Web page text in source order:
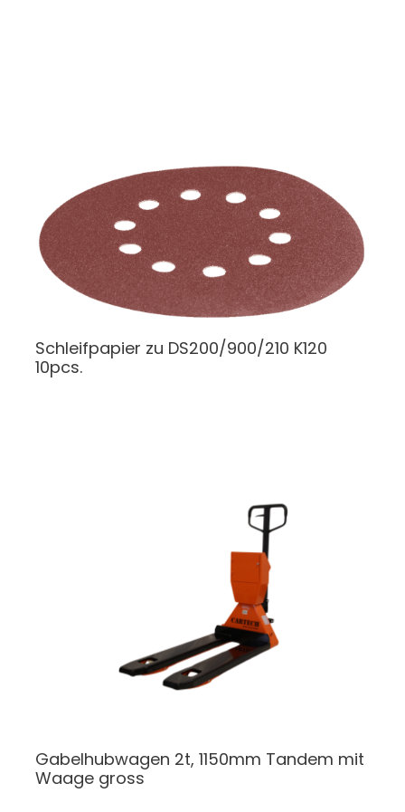
Schleifpapier zu DS200/900/210 K120
10pcs.
Gabelhubwagen 2t, 1150mm Tandem mit
Waage gross